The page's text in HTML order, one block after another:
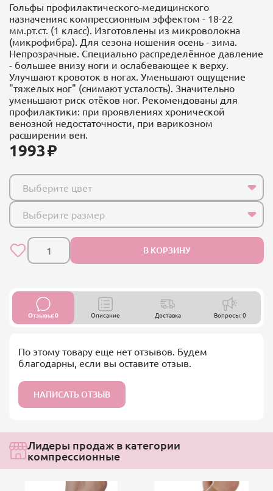
Гольфы профилактического-медицинского
назначенияс компрессионным эффектом - 18-22
мм.рт.ст. (1 класс). Изготовлены из микроволокна
(микрофибра). Для сезона ношения осень - зима.
Непрозрачные. Специально распределённое давление
- большее внизу ноги и ослабевающее к верху.
Улучшают кровоток в ногах. Уменьшают ощущение
"тяжелых ног" (снимают усталость). Значительно
уменьшают риск отёков ног. Рекомендованы для
профилактики: при проявлениях хронической
венозной недостаточности, при варикозном
расширении вен.
1993
Выберите цвет
Выберите размер
В КОРЗИНУ
Отзывы: 0 Описание Доставка Вопросы: 0
По этому товару еще нет отзывов. Будем
благодарны, если вы оставите отзыв.
НАПИСАТЬ ОТЗЫВ
Лидеры продаж в категории
компрессионные